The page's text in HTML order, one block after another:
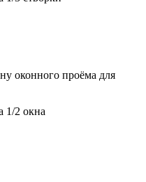
оконного проёма для